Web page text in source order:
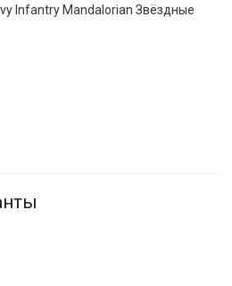
Infantry Mandalorian Звёздные